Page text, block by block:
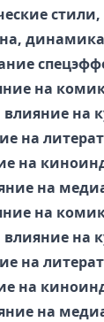
динамика
на
на
на
на
на
на
на
на
на
на